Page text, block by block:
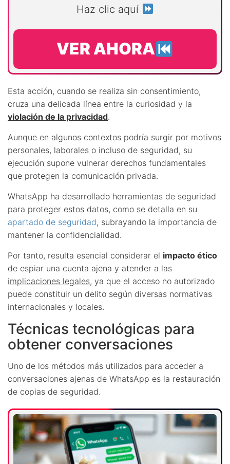
Haz clic aquí
VER AHORA
Esta acción, cuando se realiza sin consentimiento,
cruza una delicada línea entre la curiosidad y la
violación de la privacidad.
Aunque en algunos contextos podría surgir por motivos
personales, laborales o incluso de seguridad, su
ejecución supone vulnerar derechos fundamentales
que protegen la comunicación privada.
WhatsApp ha desarrollado herramientas de seguridad
para proteger estos datos, como se detalla en su
apartado de seguridad, subrayando la importancia de
mantener la confidencialidad.
Por tanto, resulta esencial considerar el impacto ético
de espiar una cuenta ajena y atender a las
implicaciones legales, ya que el acceso no autorizado
puede constituir un delito según diversas normativas
internacionales y locales.
Técnicas tecnológicas para
obtener conversaciones
Uno de los métodos más utilizados para acceder a
conversaciones ajenas de WhatsApp es la restauración
de copias de seguridad.